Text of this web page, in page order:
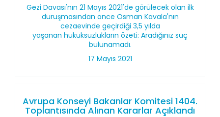
Gezi Davası'nın 21 Mayıs 2021'de görülecek olan ilk
duruşmasından önce Osman Kavala'nın
cezaevinde geçirdiği 3,5 yılda
yaşanan hukuksuzlukların özeti: Aradığınız suç
bulunamadı.
17 Mayıs 2021
Avrupa Konseyi Bakanlar Komitesi 1404.
Toplantısında Alınan Kararlar Açıklandı